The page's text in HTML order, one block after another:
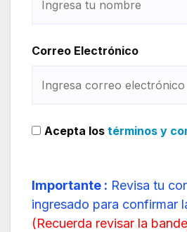
Correo Electrónico
Acepta los términos y
Importante : Revisa tu
ingresado para confirmar
(Recuerda revisar la